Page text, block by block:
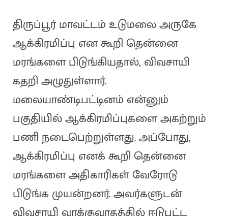
திருப்பூர் மாவட்டம் உடுமலை அருகே
ஆக்கிரமிப்பு என கூறி தென்னை
மரங்களை பிடுங்கியதால், விவசாயி
கதறி அழுதுள்ளார்.
மலையாண்டிபட்டினம் என்னும்
பகுதியில் ஆக்கிரமிப்புகளை அகற்றும்
பணி நடைபெற்றுள்ளது. அப்போது,
ஆக்கிரமிப்பு எனக் கூறி தென்னை
மரங்களை அதிகாரிகள் வேரோடு
பிடுங்க முயன்றனர். அவர்களுடன்